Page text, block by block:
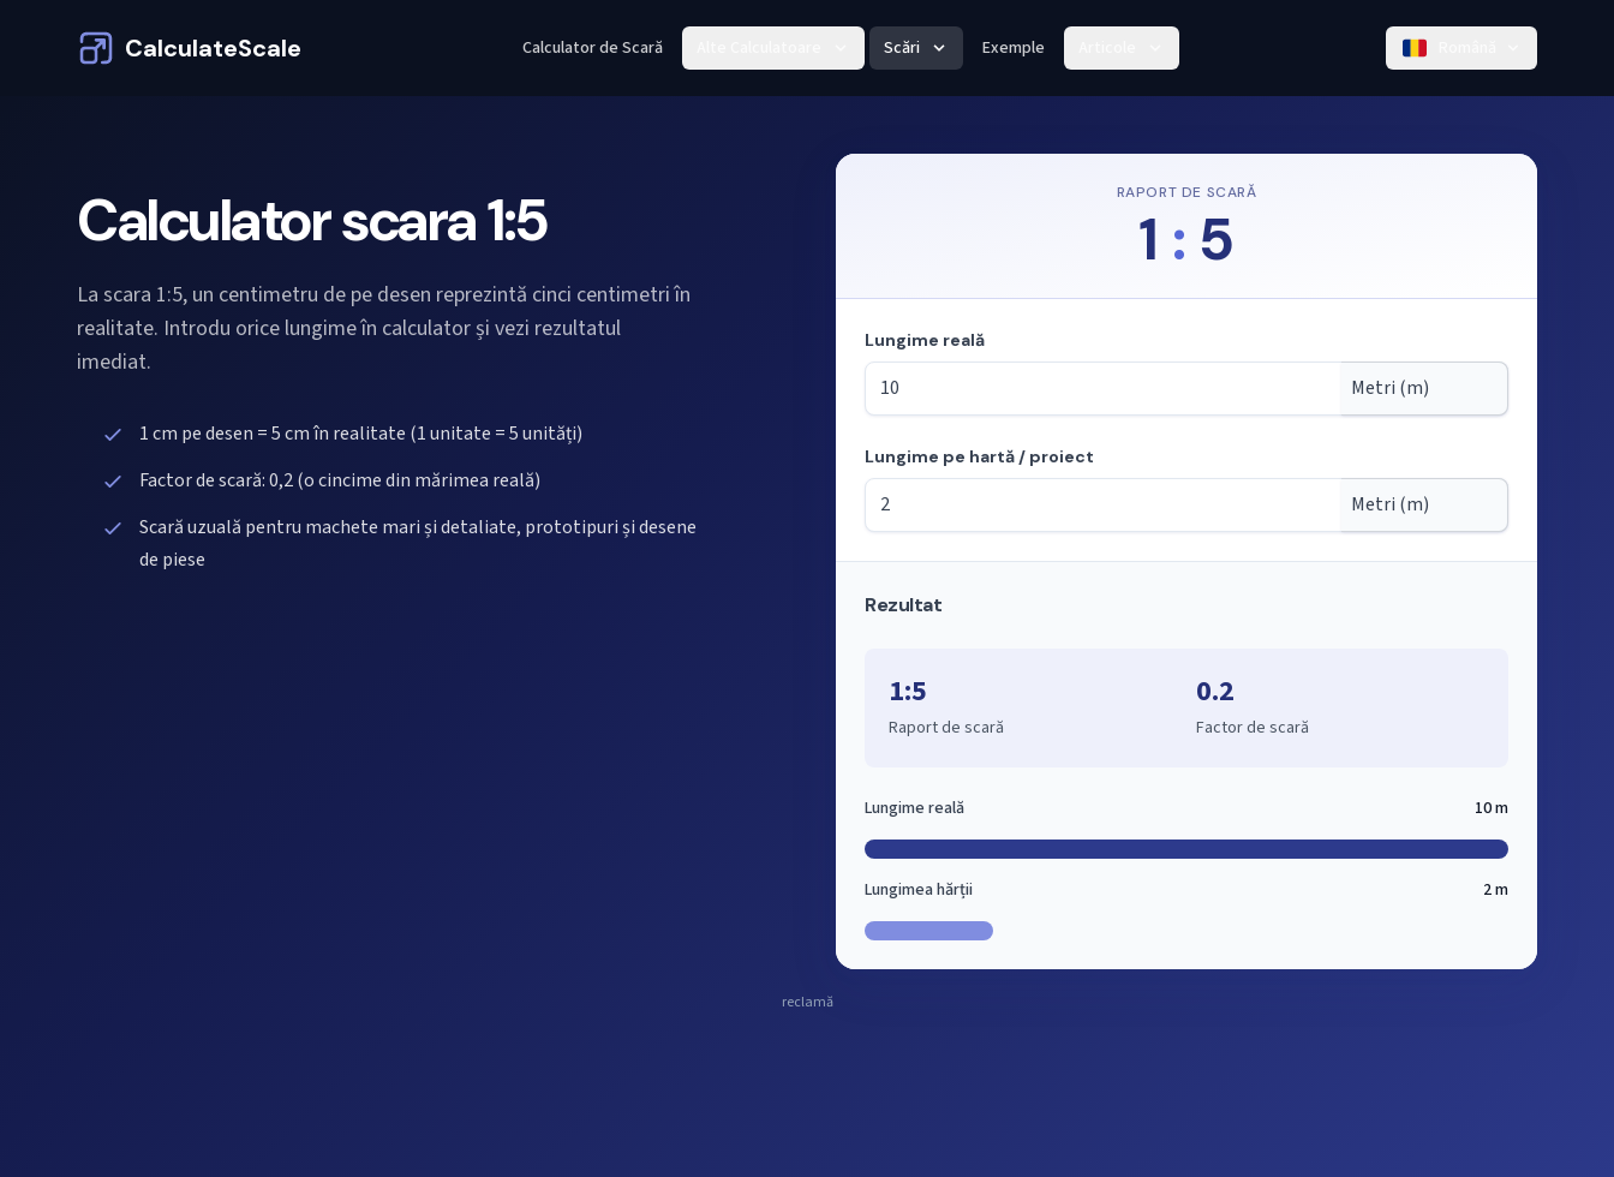
CalculateScale Calculator de Scară Scări Exemple
Calculator scara 1:5
La scara 1:5, un centimetru de pe desen reprezintă cinci centimetri în
realitate. Introdu orice lungime în calculator și vezi rezultatul
imediat.
1 cm pe desen = 5 cm în realitate (1 unitate = 5 unități)
Factor de scară: 0,2 (o cincime din mărimea reală)
Scară uzuală pentru machete mari și detaliate, prototipuri și desene
de piese
RAPORT DE SCARĂ
1 : 5
Mod: calculul lungimilor din scară
Lungime reală
Lungime pe hartă / proiect
Rezultat
1:5
Raport de scară
0.2
Factor de scară
Lungime reală 10 m
Lungimea hărții 2 m
reclamă